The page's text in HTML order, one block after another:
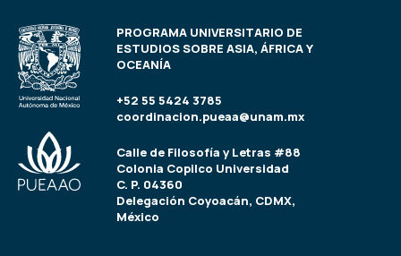
PROGRAMA UNIVERSITARIO DE
ESTUDIOS SOBRE ASIA, ÁFRICA Y
OCEANÍA
+52 55 5424 3785
coordinacion.pueaa@unam.mx
Calle de Filosofía y Letras #88
Colonia Copilco Universidad
C. P. 04360
Delegación Coyoacán, CDMX,
México